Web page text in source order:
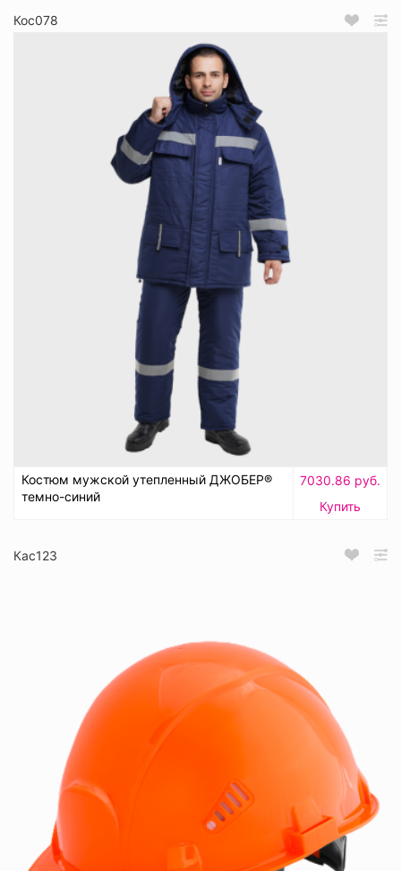
Кос078
Костюм мужской утепленный ДЖОБЕР®
темно-синий
7030.86 руб.
Купить
Кас123